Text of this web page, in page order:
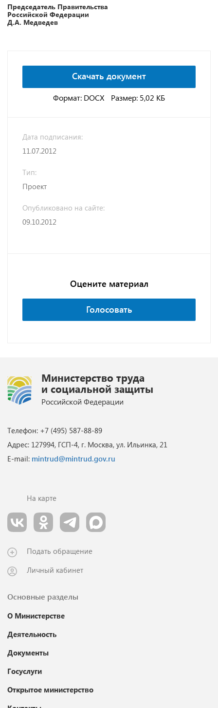
Председатель Правительства
Российской Федерации
Д.А. Медведев
Скачать документ
Формат: DOCX Размер: 5,02 КБ
Дата подписания:
11.07.2012
Тип:
Проект
Опубликовано на сайте:
09.10.2012
Оцените материал
Голосовать
Министерство труда
и социальной защиты
Российской Федерации
Телефон: +7 (495) 587-88-89
Адрес: 127994, ГСП-4, г. Москва, ул. Ильинка, 21
E-mail: mintrud@mintrud.gov.ru
На карте
Подать обращение
Личный кабинет
Основные разделы
О Министерстве
Деятельность
Документы
Госуслуги
Открытое министерство